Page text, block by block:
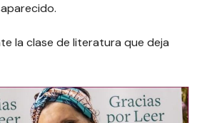
la clase de literatura que deja